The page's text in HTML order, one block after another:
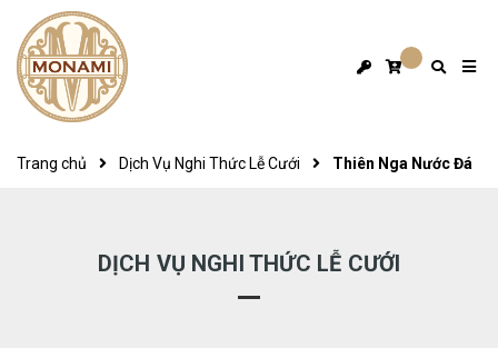
Trang chủ Dịch Vụ Nghi Thức Lễ Cưới Thiên Nga Nước Đá
DỊCH VỤ NGHI THỨC LỄ CƯỚI